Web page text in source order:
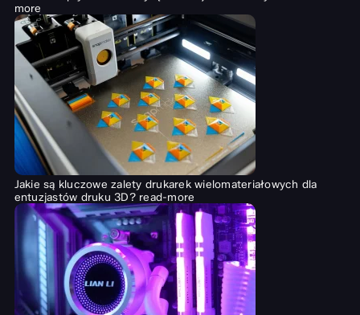
more
Jakie są kluczowe zalety drukarek wielomateriałowych dla
entuzjastów druku 3D? read-more